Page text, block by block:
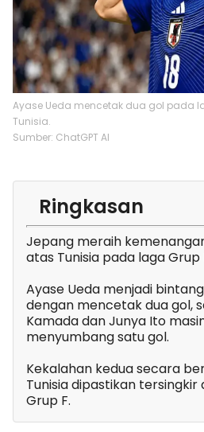
Ayase Ueda mencetak dua gol pada
Tunisia.
Sumber: ChatGPT AI
Ringkasan
Jepang meraih
atas Tunisia pada laga Grup
Ayase Ueda menjadi
dengan mencetak dua gol,
Kamada dan Junya Ito
menyumbang satu gol.
Kekalahan kedua secara
Tunisia dipastikan
Grup F.